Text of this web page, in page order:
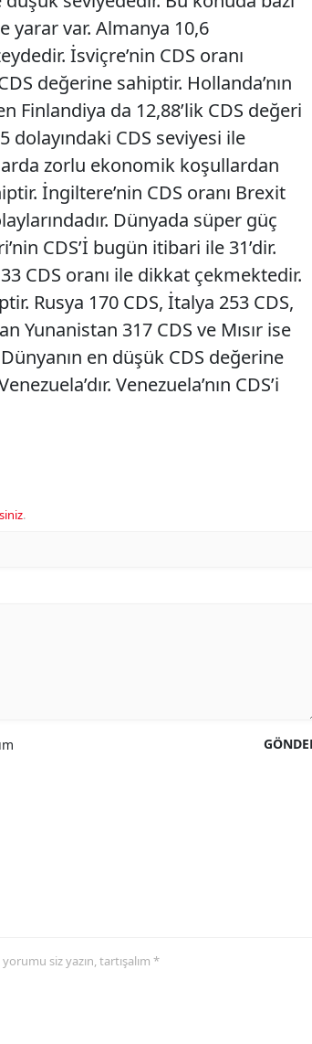
yarar var. Almanya 10,6
İsviçre’nin CDS oranı
değerine sahiptir. Hollanda’nın
Finlandiya da 12,88’lik CDS değeri
CDS seviyesi ile
zorlu ekonomik koşullardan
İngiltere’nin CDS oranı Brexit
Dünyada süper güç
CDS’İ bugün itibari ile 31’dir.
CDS oranı ile dikkat çekmektedir.
Rusya 170 CDS, İtalya 253 CDS,
Yunanistan 317 CDS ve Mısır ise
en düşük CDS değerine
Venezuela’nın CDS’i
.
siz yazın, tartışalım *